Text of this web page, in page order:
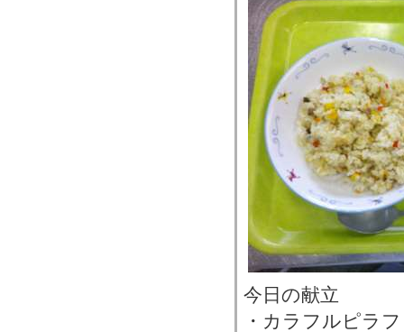
今日の献立
・カラフルピラ